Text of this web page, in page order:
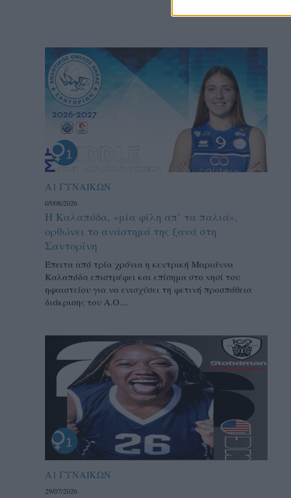
Α1 ΓΥΝΑΙΚΩΝ
05/08/2026
Η Καλαπόδα, «μία φίλη απ’ τα παλιά»,
ορθώνει το ανάστημά της ξανά στη
Σαντορίνη
Έπειτα από τρία χρόνια η κεντρική Μαριάννα
Καλαπόδα επιστρέφει και επίσημα στο νησί του
ηφαιστείου για να ενισχύσει τη φετινή προσπάθεια
διάκρισης του Α.Ο....
Α1 ΓΥΝΑΙΚΩΝ
29/07/2026